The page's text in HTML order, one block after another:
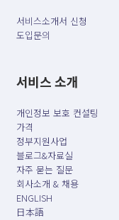
서비스소개서 신청
도입문의
서비스 소개
개인정보 보호 컨설팅
가격
정부지원사업
블로그&자료실
자주 묻는 질문
회사소개 & 채용
ENGLISH
日本語